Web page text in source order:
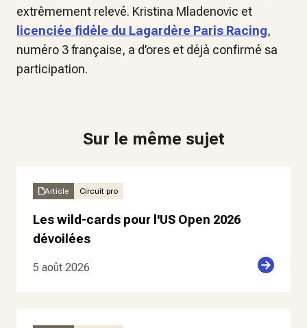
extrêmement relevé. Kristina Mladenovic et
licenciée fidèle du Lagardère Paris Racing,
numéro 3 française, a d’ores et déjà confirmé sa
participation.
Sur le même sujet
Article Circuit pro
Les wild-cards pour l'US Open 2026
dévoilées
5 août 2026